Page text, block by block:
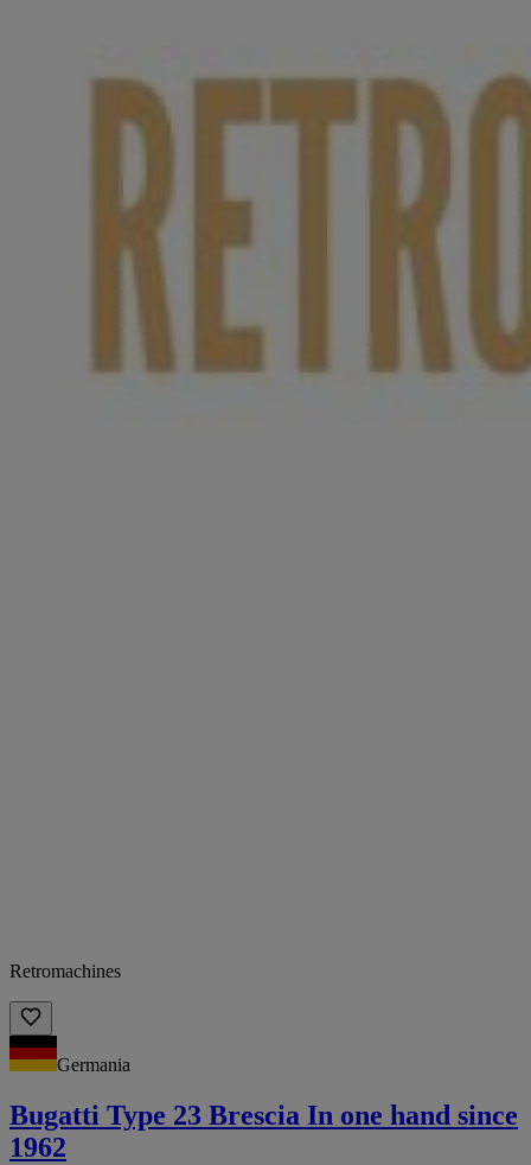
Retromachines
Germania
Bugatti Type 23 Brescia In one hand since
1962